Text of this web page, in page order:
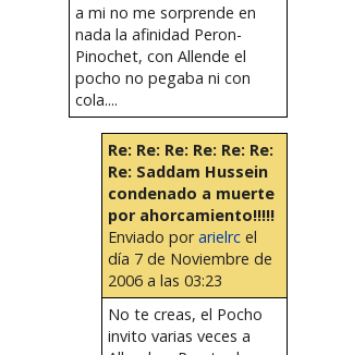
a mi no me sorprende en
nada la afinidad Peron-
Pinochet, con Allende el
pocho no pegaba ni con
cola....
Re: Re: Re: Re: Re: Re:
Re: Saddam Hussein
condenado a muerte
por ahorcamiento!!!!!
Enviado porarielrcel
día 7 de Noviembre de
2006 a las 03:23
No te creas, el Pocho
invito varias veces a